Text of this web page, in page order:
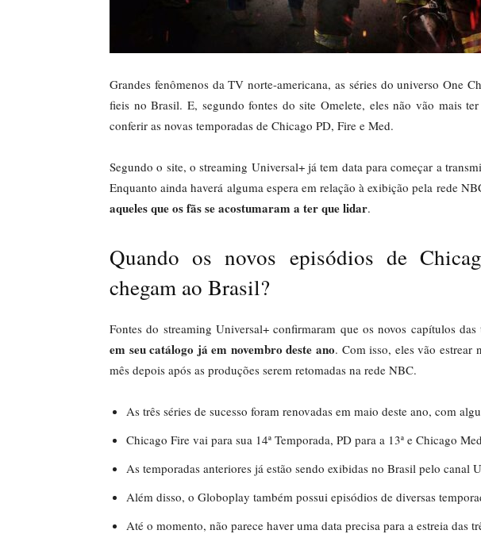
Grandes fenômenos da TV norte-americana, as séries do universo One
fieis no Brasil. E, segundo fontes do site Omelete, eles não vão mais
conferir as novas temporadas de Chicago PD, Fire e Med.
Segundo o site, o streaming Universal+ já tem data para começar a
Enquanto ainda haverá alguma espera em relação à exibição pela rede
aqueles que os fãs se acostumaram a ter que lidar.
Quando os novos episódios de
chegam ao Brasil?
Fontes do streaming Universal+ confirmaram que os novos capítulos
em seu catálogo já em novembro deste ano. Com isso, eles vão estrear
mês depois após as produções serem retomadas na rede NBC.
As três séries de sucesso foram renovadas em maio deste ano, com
Chicago Fire vai para sua 14ª Temporada, PD para a 13ª e Chicago
As temporadas anteriores já estão sendo exibidas no Brasil pelo canal
Além disso, o Globoplay também possui episódios de diversas
Até o momento, não parece haver uma data precisa para a estreia das